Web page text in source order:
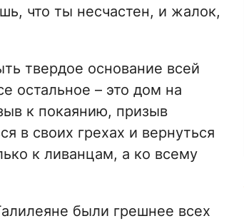
что ты несчастен, и жалок,
твердое основание всей
остальное – это дом на
к покаянию, призыв
в своих грехах и вернуться
к ливанцам, а ко всему
были грешнее всех